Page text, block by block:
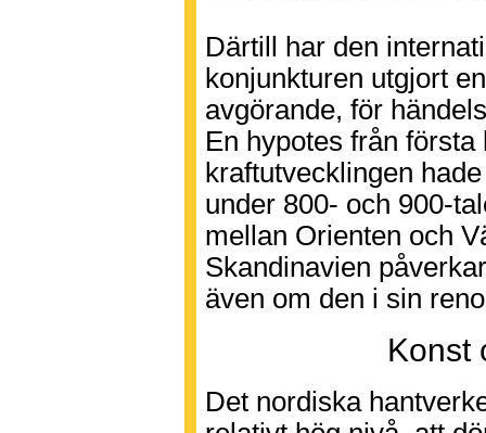
Därtill har den
konjunkturen utgjort
avgörande, för
En hypotes från
kraftutvecklingen
under 800- och 900-
mellan Orienten och
Skandinavien
även om den i sin
Konst
Det nordiska